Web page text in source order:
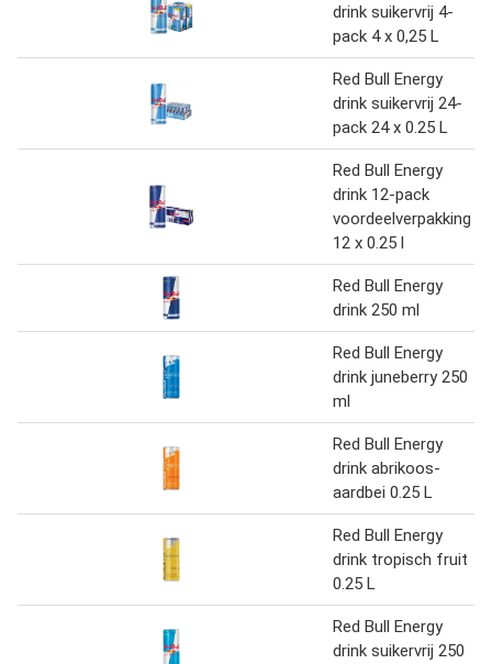
drink suikervrij 4-
pack 4 x 0,25 L
Red Bull Energy
drink suikervrij 24-
pack 24 x 0.25 L
Red Bull Energy
drink 12-pack
voordeelverpakking
12 x 0.25 l
Red Bull Energy
drink 250 ml
Red Bull Energy
drink juneberry 250
ml
Red Bull Energy
drink abrikoos-
aardbei 0.25 L
Red Bull Energy
drink tropisch fruit
0.25 L
Red Bull Energy
drink suikervrij 250